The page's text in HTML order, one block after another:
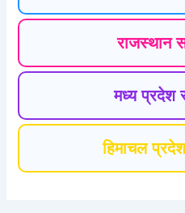
राजस्थान
मध्य प्रदेश
हिमाचल प्रदेश